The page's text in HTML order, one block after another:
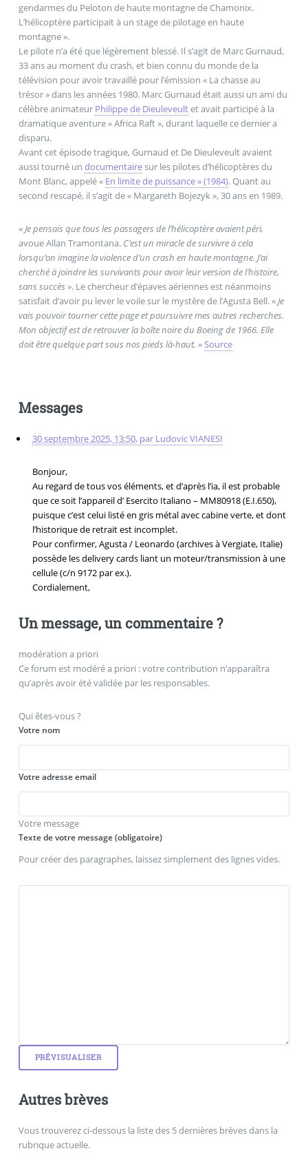
gendarmes du Peloton de haute montagne de Chamonix.
L’hélicoptère participait à un stage de pilotage en haute
montagne ».
Le pilote n’a été que légèrement blessé. Il s’agit de Marc Gurnaud,
33 ans au moment du crash, et bien connu du monde de la
télévision pour avoir travaillé pour l’émission « La chasse au
trésor » dans les années 1980. Marc Gurnaud était aussi un ami du
célèbre animateur Philippe de Dieuleveultet avait participé à la
dramatique aventure « Africa Raft », durant laquelle ce dernier a
disparu.
Avant cet épisode tragique, Gurnaud et De Dieuleveult avaient
aussi tourné un documentairesur les pilotes d’hélicoptères du
Mont Blanc, appelé « En limite de puissance » (1984). Quant au
second rescapé, il s’agit de « Margareth Bojezyk », 30 ans en 1989.
«Je pensais que tous les passagers de l’hélicoptère avaient péri,
avoue Allan Tramontana. C’est un miracle de survivre à cela
lorsqu’on imagine la violence d’un crash en haute montagne. J’ai
cherché à joindre les survivants pour avoir leur version de l’histoire,
sans succès ». Le chercheur d’épaves aériennes est néanmoins
satisfait d’avoir pu lever le voile sur le mystère de l’Agusta Bell. «Je
vais pouvoir tourner cette page et poursuivre mes autres recherches.
Mon objectif est de retrouver la boîte noire du Boeing de 1966. Elle
doit être quelque part sous nos pieds là-haut. » Source
Messages
30 septembre 2025, 13:50, par Ludovic VIANESI
Bonjour,
Au regard de tous vos éléments, et d’après l’ia, il est probable
que ce soit l’appareil d’ Esercito Italiano – MM80918 (E.I.650),
puisque c’est celui listé en gris métal avec cabine verte, et dont
l’historique de retrait est incomplet.
Pour confirmer, Agusta / Leonardo (archives à Vergiate, Italie)
possède les delivery cards liant un moteur/transmission à une
cellule (c/n 9172 par ex.).
Cordialement,
Un message, un commentaire ?
modération a priori
Ce forum est modéré a priori : votre contribution n’apparaîtra
qu’après avoir été validée par les responsables.
Qui êtes-vous ?
Votre nom
Votre adresse email
Votre message
Texte de votre message (obligatoire)
Pour créer des paragraphes, laissez simplement des lignes vides.
Autres brèves
Vous trouverez ci-dessous la liste des 5 dernières brèves dans la
rubrique actuelle.